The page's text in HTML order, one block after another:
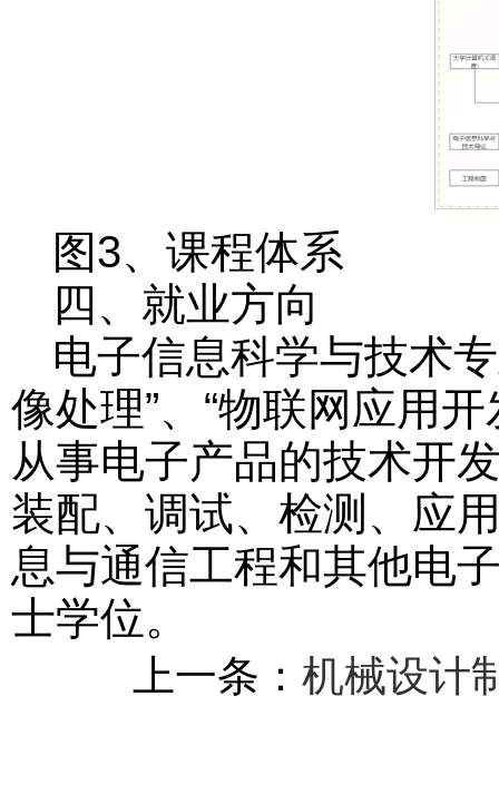
图3、课程体系
四、就业方向
电子信息科学与技术
像处理”、“物联网应用
从事电子产品的技术开
装配、调试、检测、应
息与通信工程和其他电
士学位。
上一条： 机械设计